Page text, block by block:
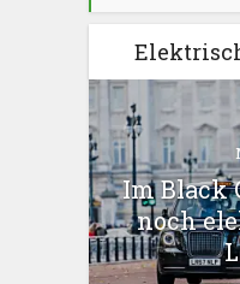
Im Black
noch